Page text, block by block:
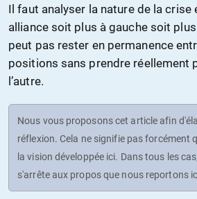
Il faut analyser la nature de la crise
alliance soit plus à gauche soit
peut pas rester en permanence
positions sans prendre réellement
l’autre.
Nous vous proposons cet article afin
réflexion. Cela ne signifie pas forcément
la vision développée ici. Dans tous les
s'arrête aux propos que nous reportons